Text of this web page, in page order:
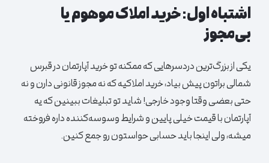
اشتباه اول: خرید املاک موهوم یا
بی‌مجوز
یکی از بزرگ‌ترین دردسرهایی که ممکنه تو خرید آپارتمان در قبرس
شمالی براتون پیش بیاد، خرید املاکیه که نه مجوز قانونی دارن و نه
حتی بعضی وقتا وجود خارجی! شاید تو تبلیغات ببینین که یه
آپارتمانبا قیمت خیلی پایین و شرایط وسوسه‌کننده داره فروخته
میشه، ولی اینجا باید حسابی حواستون رو جمع کنین.